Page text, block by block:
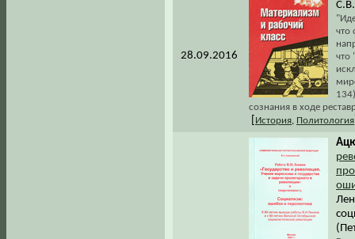
28.09.2016
что
что
сознания в ходе
История Политология